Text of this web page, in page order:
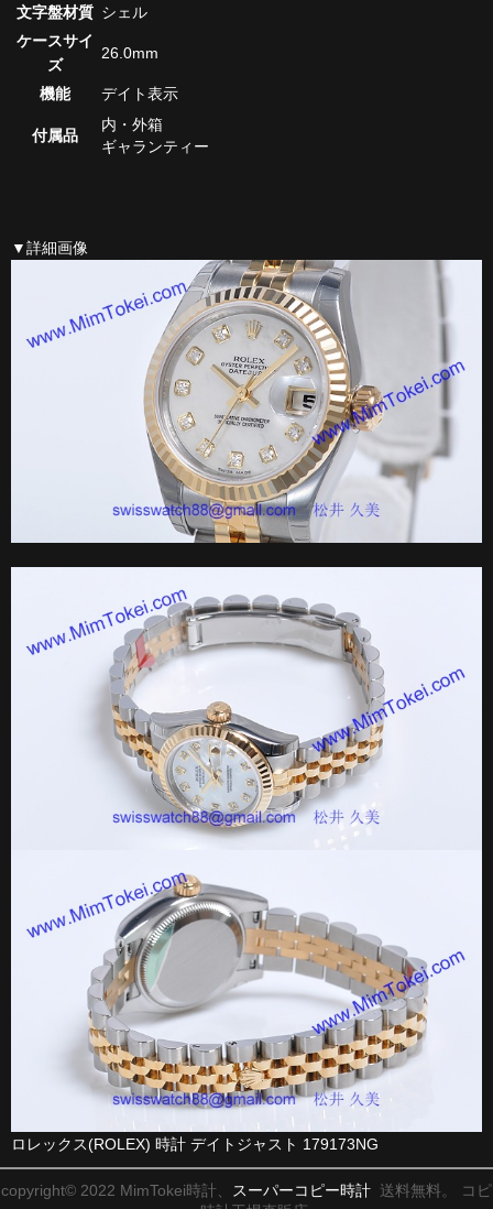
文字盤材質 シェル
ケースサイ
ズ
26.0mm
機能 デイト表示
付属品
内・外箱
ギャランティー
▼詳細画像
ロレックス(ROLEX) 時計 デイトジャスト 179173NG
copyright© 2022 MimTokei時計、 スーパーコピー時計 送料無料。 コピ